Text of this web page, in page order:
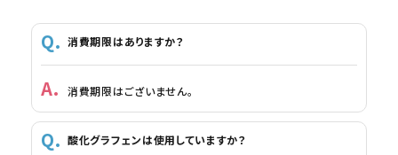
消費期限はありますか？
消費期限はございません。
酸化グラフェンは使用していますか？